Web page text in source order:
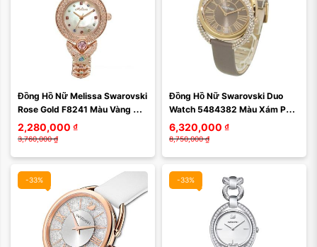
Đồng Hồ Nữ Melissa Swarovski
Rose Gold F8241 Màu Vàng
Hồng
2,280,000 ₫
3,760,000 ₫
Đồng Hồ Nữ Swarovski Duo
Watch 5484382 Màu Xám Phối
Vàng Hồng
6,320,000 ₫
8,750,000 ₫
-33%
Màu mặt:
Xóa
-33%
Màu mặt:
Xóa